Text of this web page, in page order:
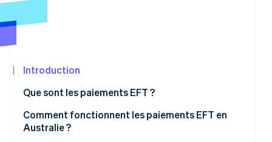
Radar
Constitution de start-up
Élimination du carbone
Identity
Vérification de l'identité
Stripe App
Marketplace
Introduction
Que sont les paiements EFT ?
Comment fonctionnent les paiements EFT en
Australie ?